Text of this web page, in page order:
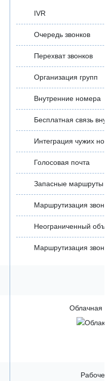
IVR
Очередь звонков
Перехват звонков
Организация групп
Внутренние номера
Бесплатная связь
Интеграция чужих
Голосовая почта
Запасные маршруты
Маршрутизация
Неограниченный
Маршрутизация
Облачная /
Рабочее